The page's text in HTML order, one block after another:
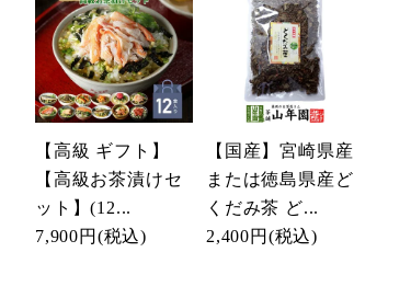
【高級 ギフト】
【高級お茶漬けセ
ット】(12...
7,900円 (税込)
【国産】宮崎県産
または徳島県産ど
くだみ茶 ど...
2,400円 (税込)